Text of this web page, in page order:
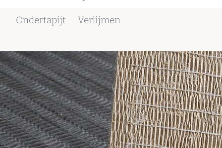
Ondertapijt Verlijmen